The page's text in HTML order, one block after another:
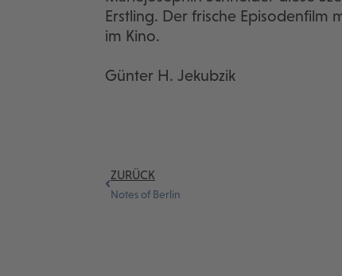
Erstling. Der frische Episodenfilm
im Kino.
Günter H. Jekubzik
ZURÜCK
Notes of Berlin